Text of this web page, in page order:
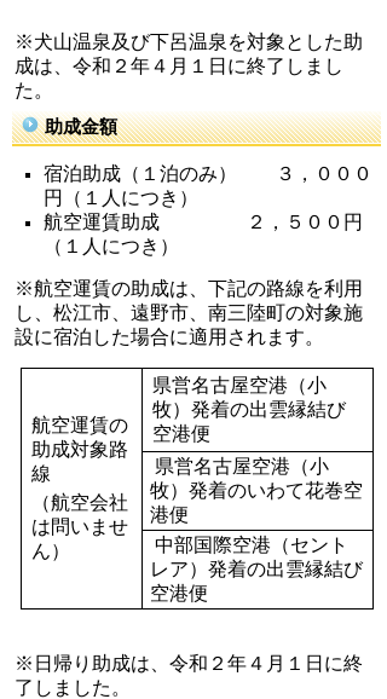
※犬山温泉及び下呂温泉を対象とした助
成は、令和２年４月１日に終了しまし
た。
助成金額
宿泊助成（１泊のみ） ３，０００
円（１人につき）
航空運賃助成 ２，５００円
（１人につき）
※航空運賃の助成は、 下記の路線を利用
し
、松江市、 遠野市 、南三陸町の対象施
設に宿泊した場合に適用されます。
航空運賃の
助成対象路
線
（航空会社
は問いませ
ん）
県営名古屋空港（小
牧）発着の出雲縁結び
空港便
県営名古屋空港（小
牧）発着のいわて花巻空
港便
中部国際空港（セント
レア）発着の出雲縁結び
空港便
※ 日帰り助成は、令和２年４月１日に終
了しました。